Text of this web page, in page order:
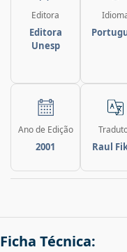
Editora
Editora
Unesp
Ano de Edição
2001 Raul
Ficha Técnica: